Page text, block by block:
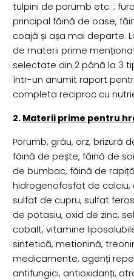
tulpini de porumb etc. ;
principal făină de oase,
coajă și așa mai departe.
de materii prime
selectate din 2 până la 3
într-un anumit raport
completa reciproc cu
2. Materii prime pentru
Porumb, grâu, orz, brizură
făină de pește, făină de
de bumbac, făină de
hidrogenofosfat de calciu,
sulfat de cupru, sulfat
de potasiu, oxid de zinc,
cobalt, vitamine liposolubile
sintetică, metionină,
medicamente, agenți
antifungici, antioxidanți,